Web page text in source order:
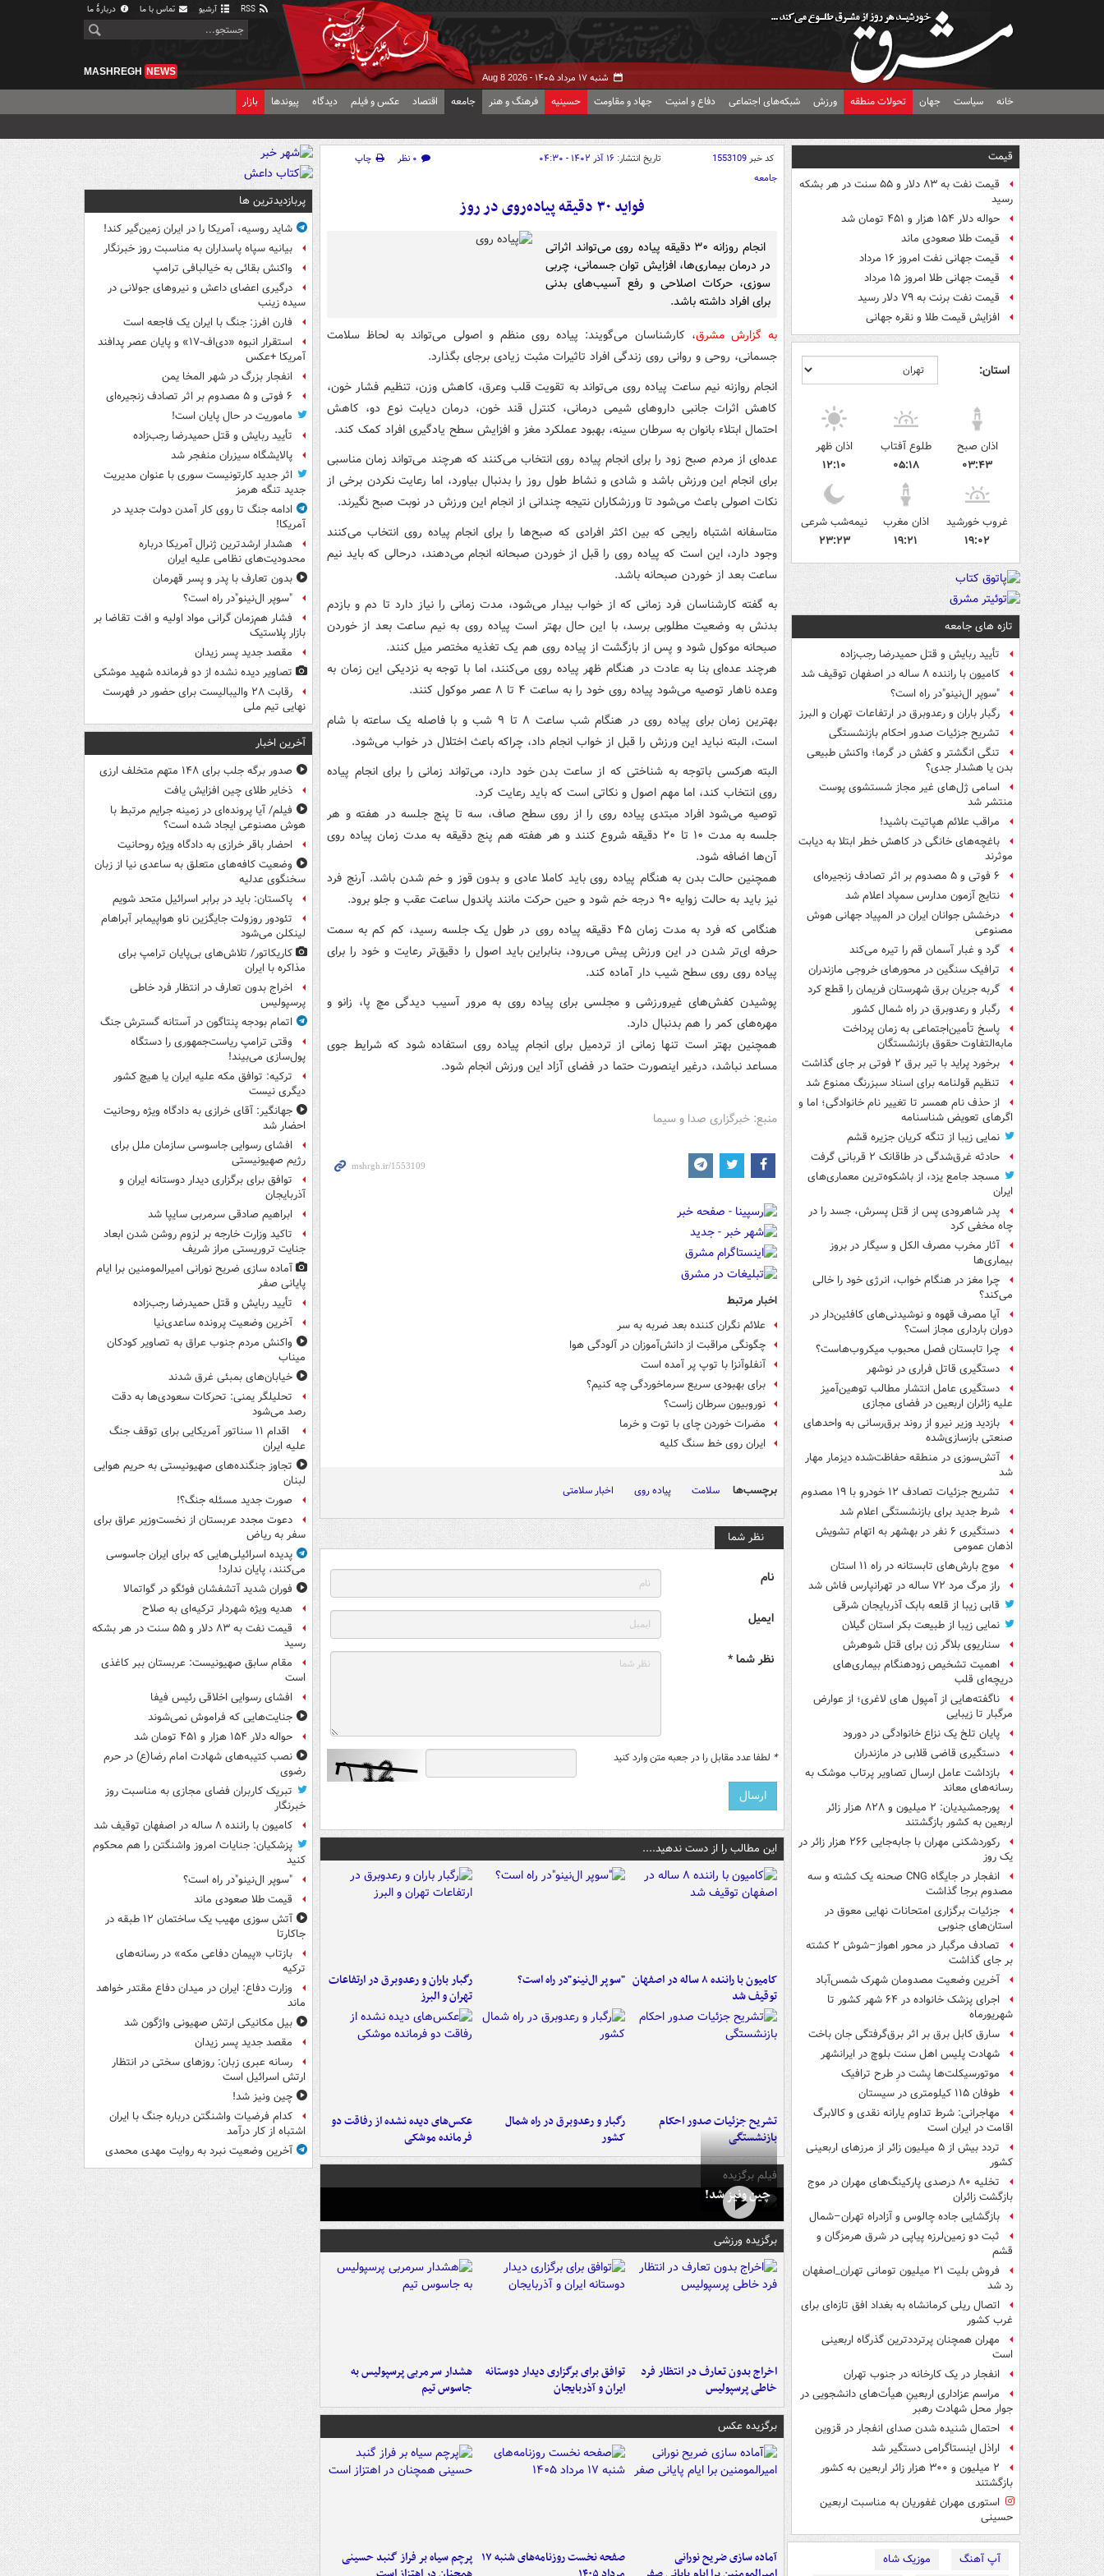
آرشیو تماس با ما دربارهٔ ما
شنبه ۱۷ مرداد ۱۴۰۵ - Aug 8 2026
MASHREGH NEWS
خانه سیاست جهان تحولات منطقه ورزش شبکه‌های اجتماعی دفاع و امنیت جهاد و مقاومت حسینیه فرهنگ و هنر جامعه اقتصاد عکس و فیلم دیدگاه پیوندها بازار
قیمت
قیمت نفت به ۸۳ دلار و ۵۵ سنت در هر بشکه
رسید
حواله دلار ۱۵۴ هزار و ۴۵۱ تومان شد
قیمت طلا صعودی ماند
قیمت جهانی نفت امروز ۱۶ مرداد
قیمت جهانی طلا امروز ۱۵ مرداد
قیمت نفت برنت به ۷۹ دلار رسید
افزایش قیمت طلا و نقره جهانی
استان:
اذان صبح
۰۳:۴۳
طلوع آفتاب
۰۵:۱۸
اذان ظهر
۱۲:۱۰
غروب خورشید
۱۹:۰۲
اذان مغرب
۱۹:۲۱
نیمه‌شب شرعی
۲۳:۲۳
تازه های جامعه
تأیید ربایش و قتل حمیدرضا رجب‌زاده
کامیون با راننده ۸ ساله در اصفهان توقیف شد
"سوپر ال‌نینو"در راه است؟
رگبار باران و رعدوبرق در ارتفاعات تهران و البرز
تشریح جزئیات صدور احکام بازنشستگی
تنگی انگشتر و کفش در گرما؛ واکنش طبیعی
بدن یا هشدار جدی؟
اسامی ژل‌های غیر مجاز شستشوی پوست
منتشر شد
مراقب علائم هپاتیت باشید!
باغچه‌های خانگی در کاهش خطر ابتلا به دیابت
موثرند
۶ فوتی و ۵ مصدوم بر اثر تصادف زنجیره‌ای
نتایج آزمون مدارس سمپاد اعلام شد
درخشش جوانان ایران در المپیاد جهانی هوش
مصنوعی
گرد و غبار آسمان قم را تیره می‌کند
ترافیک سنگین در محورهای خروجی مازندران
گربه جریان برق شهرستان فریمان را قطع کرد
رگبار و رعدوبرق در راه شمال کشور
پاسخ تأمین‌اجتماعی به زمان پرداخت
مابه‌التفاوت حقوق بازنشستگان
برخورد پراید با تیر برق ۲ فوتی بر جای گذاشت
تنظیم قولنامه برای اسناد سبزرنگ ممنوع شد
از حذف نام همسر تا تغییر نام خانوادگی؛ اما و
اگرهای تعویض شناسنامه
نمایی زیبا از تنگه کریان جزیره قشم
حادثه غرق‌شدگی در طاقانک ۲ قربانی گرفت
مسجد جامع یزد، از باشکوه‌ترین معماری‌های
ایران
پدر شاهرودی پس از قتل پسرش، جسد را در
چاه مخفی کرد
آثار مخرب مصرف الکل و سیگار در بروز
بیماری‌ها
چرا مغز در هنگام خواب، انرژی خود را خالی
می‌کند؟
آیا مصرف قهوه و نوشیدنی‌های کافئین‌دار در
دوران بارداری مجاز است؟
چرا تابستان فصل محبوب میکروب‌هاست؟
دستگیری قاتل فراری در نوشهر
دستگیری عامل انتشار مطالب توهین‌آمیز
علیه زائران اربعین در فضای مجازی
بازدید وزیر نیرو از روند برق‌رسانی به واحدهای
صنعتی بازسازی‌شده
آتش‌سوزی در منطقه حفاظت‌شده دیزمار مهار
شد
تشریح جزئیات تصادف ۱۲ خودرو با ۱۹ مصدوم
شرط جدید برای بازنشستگی اعلام شد
دستگیری ۶ نفر در بهشهر به اتهام تشویش
اذهان عمومی
موج بارش‌های تابستانه در راه ۱۱ استان
راز مرگ مرد ۷۲ ساله در تهرانپارس فاش شد
قابی زیبا از قلعه بابک آذربایجان شرقی
نمایی زیبا از طبیعت بکر استان گیلان
سناریوی بلاگر زن برای قتل شوهرش
اهمیت تشخیص زودهنگام بیماری‌های
دریچه‌ای قلب
ناگفته‌هایی از آمپول های لاغری؛ از عوارض
مرگبار تا زیبایی
پایان تلخ یک نزاع خانوادگی در دورود
دستگیری قاضی قلابی در مازندران
بازداشت عامل ارسال تصاویر پرتاب موشک به
رسانه‌های معاند
پورجمشیدیان: ۲ میلیون و ۸۲۸ هزار زائر
اربعین به کشور بازگشتند
رکوردشکنی مهران با جابه‌جایی ۲۶۶ هزار زائر در
یک روز
انفجار در جایگاه CNG صحنه یک کشته و سه
مصدوم برجا گذاشت
جزئیات برگزاری امتحانات نهایی معوق در
استان‌های جنوبی
تصادف مرگبار در محور اهواز–شوش ۲ کشته
بر جای گذاشت
آخرین وضعیت مصدومان شهرک شمس‌آباد
اجرای پزشک خانواده در ۶۴ شهر کشور تا
شهریورماه
سارق کابل برق بر اثر برق‌گرفتگی جان باخت
شهادت پلیس اهل سنت بلوچ در ایرانشهر
موتورسیکلت‌ها پشت درِ طرح ترافیک
طوفان ۱۱۵ کیلومتری در سیستان
مهاجرانی: شرط تداوم یارانه نقدی و کالابرگ
اقامت در ایران است
تردد بیش از ۵ میلیون زائر از مرزهای اربعینی
کشور
تخلیه ۸۰ درصدی پارکینگ‌های مهران در موج
بازگشت زائران
بازگشایی جاده چالوس و آزادراه تهران–شمال
ثبت دو زمین‌لرزه پیاپی در شرق هرمزگان و
قشم
فروش بلیت ۲۱ میلیون تومانی تهران_اصفهان
رد شد
اتصال ریلی کرمانشاه به بغداد افق تازه‌ای برای
غرب کشور
مهران همچنان پرترددترین گذرگاه اربعینی
است
انفجار در یک کارخانه در جنوب تهران
مراسم عزاداری اربعینِ هیأت‌های دانشجویی در
جوار محل شهادت رهبر
احتمال شنیده شدن صدای انفجار در قزوین
اراذل اینستاگرامی دستگیر شد
۲ میلیون و ۳۰۰ هزار زائر اربعین به کشور
بازگشتند
استوری مهران غفوریان به مناسبت اربعین
حسینی
آپ آهنگ موزیک شاه
کد خبر1553109 تاریخ انتشار: ۱۶ آذر ۱۴۰۲ - ۰۴:۳۰ ۰ نظر
چاپ
جامعه
فواید ۳۰ دقیقه پیاده‌روی در روز
انجام روزانه ۳۰ دقیقه پیاده روی می‌تواند اثراتی
در درمان بیماری‌ها، افزایش توان جسمانی، چربی
سوزی، حرکات اصلاحی و رفع آسیب‌های بدنی
برای افراد داشته باشد.
به گزارش مشرق، کارشناسان می‌گویند: پیاده روی منظم و اصولی می‌تواند به لحاظ سلامت
جسمانی، روحی و روانی روی زندگی افراد تاثیرات مثبت زیادی برجای بگذارد.
انجام روازنه نیم ساعت پیاده روی می‌تواند به تقویت قلب وعرق، کاهش وزن، تنظیم فشار خون،
کاهش اثرات جانبی داروهای شیمی درمانی، کنترل قند خون، درمان دیابت نوع دو، کاهش
احتمال ابتلاء بانوان به سرطان سینه، بهبود عملکرد مغز و افزایش سطح یادگیری افراد کمک کند.
عده‌ای از مردم صبح زود را برای انجام پیاده روی انتخاب می‌کنند که هرچند می‌تواند زمان مناسبی
برای انجام این ورزش باشد و شادی و نشاط طول روز را بدنبال بیاورد، اما رعایت نکردن برخی از
نکات اصولی باعث می‌شود تا ورزشکاران نتیجه چندانی از انجام این ورزش در نوبت صبح نگیرند.
متاسفانه اشتباه رایجی که بین اکثر افرادی که صبح‌ها را برای انجام پیاده روی انتخاب می‌کنند
وجود دارد، این است که پیاده روی را قبل از خوردن صبحانه انجام می‌دهند، درحالی که باید نیم
ساعت بعد از خوردن صبحانه باشد.
به گفته کارشناسان فرد زمانی که از خواب بیدار می‌شود، مدت زمانی را نیاز دارد تا دم و بازدم
بدنش به وضعیت مطلوبی برسد، با این حال بهتر است پیاده روی به نیم ساعت بعد از خوردن
صبحانه موکول شود و پس از بازگشت از پیاده روی هم یک تغذیه مختصر میل کنند.
هرچند عده‌ای بنا به عادت در هنگام ظهر پیاده روی می‌کنند، اما با توجه به نزدیکی این زمان به
وعده ناهار توصیه می‌شود پیاده روی خود را به ساعت ۴ تا ۸ عصر موکول کنند.
بهترین زمان برای پیاده روی در هنگام شب ساعت ۸ تا ۹ شب و با فاصله یک ساعته با شام
است، البته نباید این ورزش را قبل از خواب انجام داد، چراکه باعث اختلال در خواب می‌شود.
البته هرکسی باتوجه به شناختی که از ساعت بدن خود دارد، می‌تواند زمانی را برای انجام پیاده
روی انتخاب کند، اما مهم اصول و نکاتی است که باید رعایت کرد.
توصیه می‌شود افراد مبتدی پیاده روی را از روی سطح صاف، سه تا پنج جلسه در هفته و هر
جلسه به مدت ۱۰ تا ۲۰ دقیقه شروع کنند و هر هفته هم پنج دقیقه به مدت زمان پیاده روی
آن‌ها اضافه شود.
همچنین حالت بدن به هنگام پیاده روی باید کاملا عادی و بدون قوز و خم شدن باشد. آرنج فرد
نیز باید به حالت زوایه ۹۰ درجه خم شود و حین حرکت مانند پاندول ساعت عقب و جلو برود.
هنگامی که فرد به مدت زمان ۴۵ دقیقه پیاده روی در طول یک جلسه رسید، کم کم به سمت
حرفه ای‌تر شدن در این ورزش پیش می‌رود، بنابراین باید اصول را دقیق‌تر رعایت و خود را برای
پیاده روی روی سطح شیب دار آماده کند.
پوشیدن کفش‌های غیرورزشی و مجلسی برای پیاده روی به مرور آسیب دیدگی مچ پا، زانو و
مهره‌های کمر را هم بدنبال دارد.
همچنین بهتر است تنها زمانی از تردمیل برای انجام پیاده روی استفاده شود که شرایط جوی
مساعد نباشد، درغیر اینصورت حتما در فضای آزاد این ورزش انجام شود.
منبع: خبرگزاری صدا و سیما
اخبار مرتبط
علائم نگران کننده بعد ضربه به سر
چگونگی مراقبت از دانش‌آموزان در آلودگی هوا
آنفلوآنزا با توپ پر آمده است
برای بهبودی سریع سرماخوردگی چه کنیم؟
نوروبیون سرطان زاست؟
مضرات خوردن چای با توت و خرما
ایران روی خط سنگ کلیه
برچسب‌ها سلامت پیاده روی اخبار سلامتی
نظر شما
نام
ایمیل
نظر شما *
* لطفا عدد مقابل را در جعبه متن وارد کنید
این مطالب را از دست ندهید....
کامیون با راننده ۸ ساله در اصفهان
توقیف شد
"سوپر ال‌نینو"در راه است؟
رگبار باران و رعدوبرق در ارتفاعات
تهران و البرز
تشریح جزئیات صدور احکام
بازنشستگی
رگبار و رعدوبرق در راه شمال
کشور
عکس‌های دیده نشده از رفاقت دو
فرمانده‌ موشکی
فیلم برگزیده
چین ونیز شد!
برگزیده ورزشی
اخراج بدون تعارف در انتظار فرد
خاطی پرسپولیس
توافق برای برگزاری دیدار دوستانه
ایران و آذربایجان
هشدار سرمربی پرسپولیس به
جاسوس تیم
برگزیده عکس
آماده سازی ضریح نورانی
صفحه نخست روزنامه‌های شنبه ۱۷ پرچم سیاه بر فراز گنبد حسینی
پربازدیدترین ها
شاید روسیه، آمریکا را در ایران زمین‌گیر کند!
بیانیه سپاه پاسداران به مناسبت روز خبرنگار
واکنش بقائی به خیالبافی ترامپ
درگیری اعضای داعش و نیروهای جولانی در
سیده زینب
فارن افرز: جنگ با ایران یک فاجعه است
استقرار انبوه «دی‌اف‑۱۷» و پایان عصر پدافند
آمریکا +عکس
انفجار بزرگ در شهر المخا یمن
۶ فوتی و ۵ مصدوم بر اثر تصادف زنجیره‌ای
ماموریت در حال پایان است!
تأیید ربایش و قتل حمیدرضا رجب‌زاده
پالایشگاه سیزران منفجر شد
اثر جدید کارتونیست سوری با عنوان مدیریت
جدید تنگه هرمز
ادامه جنگ تا روی کار آمدن دولت جدید در
آمریکا!
هشدار ارشدترین ژنرال آمریکا درباره
محدودیت‌های نظامی علیه ایران
بدون تعارف با پدر و پسر قهرمان
"سوپر ال‌نینو"در راه است؟
فشار هم‌زمان گرانی مواد اولیه و افت تقاضا بر
بازار پلاستیک
مقصد جدید پسر زیدان
تصاویر دیده‌ نشده از دو فرمانده شهید موشکی
رقابت ۲۸ والیبالیست برای حضور در فهرست
نهایی تیم ملی
آخرین اخبار
صدور برگه جلب برای ۱۴۸ متهم متخلف ارزی
ذخایر طلای چین افزایش یافت
فیلم/ آیا پرونده‌ای در زمینه جرایم مرتبط با
هوش مصنوعی ایجاد شده است؟
احضار باقر خرازی به دادگاه ویژه روحانیت
وضعیت کافه‌های متعلق به ساعدی نیا از زبان
سخنگوی عدلیه
پاکستان: باید در برابر اسرائیل متحد شویم
تئودور روزولت جایگزین ناو هواپیمابر آبراهام
لینکلن می‌شود
کاریکاتور/ تلاش‌های بی‌پایان ترامپ برای
مذاکره با ایران
اخراج بدون تعارف در انتظار فرد خاطی
پرسپولیس
اتمام بودجه پنتاگون در آستانه گسترش جنگ
وقتی ترامپ ریاست‌جمهوری را دستگاه
پول‌سازی می‌بیند!
ترکیه: توافق مکه علیه ایران یا هیچ کشور
دیگری نیست
جهانگیر: آقای خرازی به دادگاه ویژه روحانیت
احضار شد
افشای رسوایی جاسوسی سازمان ملل برای
رژیم صهیونیستی
توافق برای برگزاری دیدار دوستانه ایران و
آذربایجان
ابراهیم صادقی سرمربی سایپا شد
تاکید وزارت خارجه بر لزوم روشن شدن ابعاد
جنایت تروریستی مراز شریف
آماده سازی ضریح نورانی امیرالمومنین برا ایام
پایانی صفر
تأیید ربایش و قتل حمیدرضا رجب‌زاده
آخرین وضعیت پرونده ساعدی‌نیا
واکنش مردم جنوب عراق به تصاویر کودکان
میناب
خیابان‌های بمبئی غرق شدند
تحلیلگر یمنی: تحرکات سعودی‌ها به دقت
رصد می‌شود
اقدام ۱۱ سناتور آمریکایی برای توقف جنگ
علیه ایران
تجاوز جنگنده‌های صهیونیستی به حریم هوایی
لبنان
صورت جدید مسئله جنگ؟!
دعوت مجدد عربستان از نخست‌وزیر عراق برای
سفر به ریاض
پدیده اسرائیلی‌هایی که برای ایران جاسوسی
می‌کنند، پایان ندارد!
فوران شدید آتشفشان فوئگو در گواتمالا
هدیه ویژه شهردار ترکیه‌ای به صلاح
قیمت نفت به ۸۳ دلار و ۵۵ سنت در هر بشکه
رسید
مقام سابق صهیونیست: عربستان ببر کاغذی
است
افشای رسوایی اخلاقی رئیس فیفا
جنایت‌هایی که فراموش نمی‌شوند
حواله دلار ۱۵۴ هزار و ۴۵۱ تومان شد
نصب کتیبه‌های شهادت امام رضا(ع) در حرم
رضوی
تبریک کاربران فضای مجازی به مناسبت روز
خبرنگار
کامیون با راننده ۸ ساله در اصفهان توقیف شد
پزشکیان: جنایات امروز واشنگتن را هم محکوم
کنید
"سوپر ال‌نینو"در راه است؟
قیمت طلا صعودی ماند
آتش سوزی مهیب یک ساختمان ۱۲ طبقه در
جاکارتا
بازتاب «پیمان دفاعی مکه» در رسانه‌های
ترکیه
وزارت دفاع: ایران در میدان دفاع مقتدر خواهد
ماند
بیل مکانیکی ارتش صهیونی واژگون شد
مقصد جدید پسر زیدان
رسانه عبری زبان: روزهای سختی در انتظار
ارتش اسرائیل است
چین ونیز شد!
کدام فرضیات واشنگتن درباره جنگ با ایران
اشتباه از کار درآمد
آخرین وضعیت نبرد به روایت مهدی محمدی